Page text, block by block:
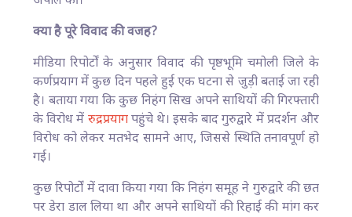
क्या है पूरे विवाद की वजह?
मीडिया रिपोर्टों के अनुसार विवाद की पृष्ठभूमि चमोली जिले के
कर्णप्रयाग में कुछ दिन पहले हुई एक घटना से जुड़ी बताई जा रही
है। बताया गया कि कुछ निहंग सिख अपने साथियों की गिरफ्तारी
के विरोध में रुद्रप्रयाग पहुंचे थे। इसके बाद गुरुद्वारे में प्रदर्शन और
विरोध को लेकर मतभेद सामने आए, जिससे स्थिति तनावपूर्ण हो
गई।
कुछ रिपोर्टों में दावा किया गया कि निहंग समूह ने गुरुद्वारे की छत
पर डेरा डाल लिया था और अपने साथियों की रिहाई की मांग कर